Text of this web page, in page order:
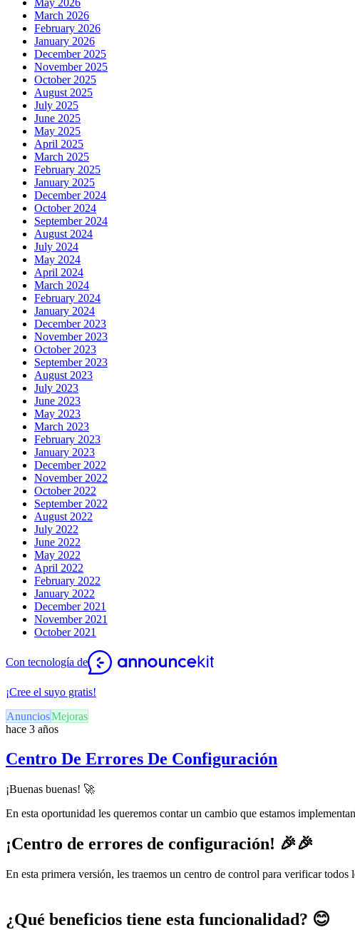
March 2026
February 2026
January 2026
December 2025
November 2025
October 2025
August 2025
July 2025
June 2025
May 2025
April 2025
March 2025
February 2025
January 2025
December 2024
October 2024
September 2024
August 2024
July 2024
May 2024
April 2024
March 2024
February 2024
January 2024
December 2023
November 2023
October 2023
September 2023
August 2023
July 2023
June 2023
May 2023
March 2023
February 2023
January 2023
December 2022
November 2022
October 2022
September 2022
August 2022
July 2022
June 2022
May 2022
April 2022
February 2022
January 2022
December 2021
November 2021
October 2021
Con tecnología de
¡Cree el suyo gratis!
AnunciosMejoras
hace 3 años
Centro De Errores De Configuración
¡Buenas buenas! 🚀
En esta oportunidad les queremos contar un cambio que estamos
¡Centro de errores de configuración! 🎉🎉
En esta primera versión, les traemos un centro de control para verificar
¿Qué beneficios tiene esta funcionalidad? 😊